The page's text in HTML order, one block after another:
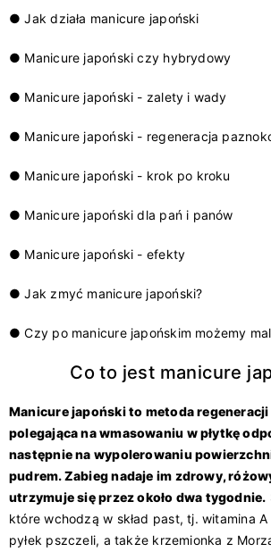
● Jak działa manicure japoński
● Manicure japoński czy hybrydowy
● Manicure japoński - zalety i wady
● Manicure japoński - regeneracja
● Manicure japoński - krok po kroku
● Manicure japoński dla pań i panów
● Manicure japoński - efekty
● Jak zmyć manicure japoński?
● Czy po manicure japońskim możemy
Co to jest manicure
Manicure japoński to metoda
polegająca na wmasowaniu w płytkę
następnie na wypolerowaniu
pudrem.Zabieg nadaje im zdrowy,
utrzymuje się przez około dwa tygodnie.
które wchodzą w skład past, tj. witamina
pyłek pszczeli, a także krzemionka z